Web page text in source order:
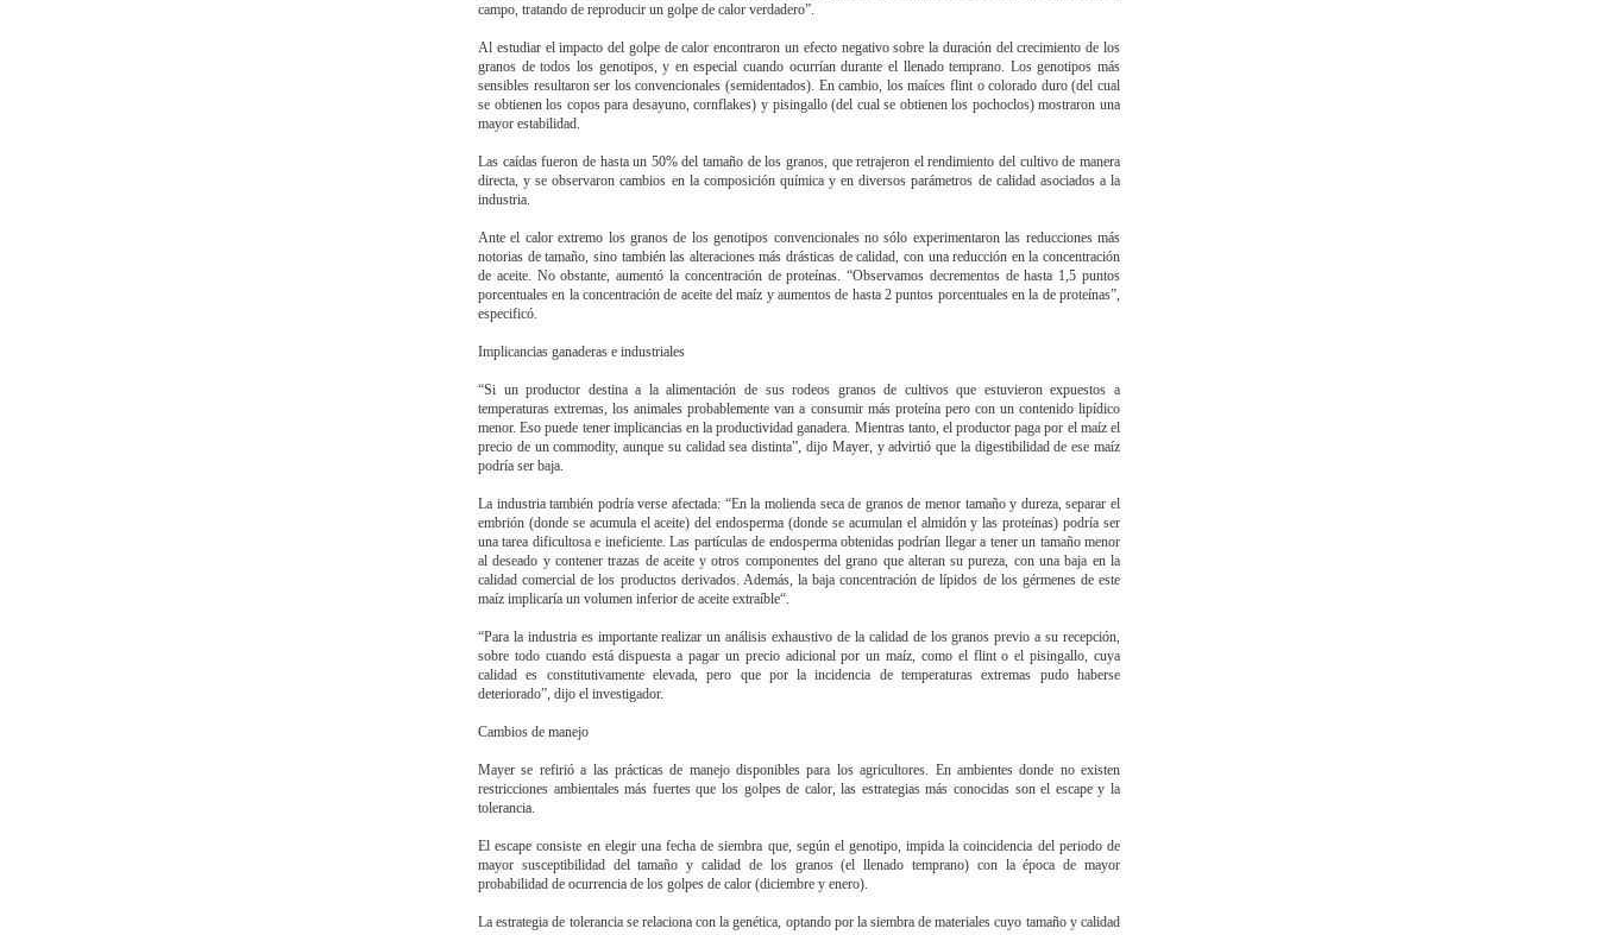
campo, tratando de reproducir un golpe de calor verdadero”.
Al estudiar el impacto del golpe de calor encontraron un efecto negativo sobre la duración del crecimiento de los
granos de todos los genotipos, y en especial cuando ocurrían durante el llenado temprano. Los genotipos más
sensibles resultaron ser los convencionales (semidentados). En cambio, los maíces flint o colorado duro (del cual
se obtienen los copos para desayuno, cornflakes) y pisingallo (del cual se obtienen los pochoclos) mostraron una
mayor estabilidad.
Las caídas fueron de hasta un 50% del tamaño de los granos, que retrajeron el rendimiento del cultivo de manera
directa, y se observaron cambios en la composición química y en diversos parámetros de calidad asociados a la
industria.
Ante el calor extremo los granos de los genotipos convencionales no sólo experimentaron las reducciones más
notorias de tamaño, sino también las alteraciones más drásticas de calidad, con una reducción en la concentración
de aceite. No obstante, aumentó la concentración de proteínas. “Observamos decrementos de hasta 1,5 puntos
porcentuales en la concentración de aceite del maíz y aumentos de hasta 2 puntos porcentuales en la de proteínas”,
especificó.
Implicancias ganaderas e industriales
“Si un productor destina a la alimentación de sus rodeos granos de cultivos que estuvieron expuestos a
temperaturas extremas, los animales probablemente van a consumir más proteína pero con un contenido lipídico
menor. Eso puede tener implicancias en la productividad ganadera. Mientras tanto, el productor paga por el maíz el
precio de un commodity, aunque su calidad sea distinta”, dijo Mayer, y advirtió que la digestibilidad de ese maíz
podría ser baja.
La industria también podría verse afectada: “En la molienda seca de granos de menor tamaño y dureza, separar el
embrión (donde se acumula el aceite) del endosperma (donde se acumulan el almidón y las proteínas) podría ser
una tarea dificultosa e ineficiente. Las partículas de endosperma obtenidas podrían llegar a tener un tamaño menor
al deseado y contener trazas de aceite y otros componentes del grano que alteran su pureza, con una baja en la
calidad comercial de los productos derivados. Además, la baja concentración de lípidos de los gérmenes de este
maíz implicaría un volumen inferior de aceite extraíble“.
“Para la industria es importante realizar un análisis exhaustivo de la calidad de los granos previo a su recepción,
sobre todo cuando está dispuesta a pagar un precio adicional por un maíz, como el flint o el pisingallo, cuya
calidad es constitutivamente elevada, pero que por la incidencia de temperaturas extremas pudo haberse
deteriorado”, dijo el investigador.
Cambios de manejo
Mayer se refirió a las prácticas de manejo disponibles para los agricultores. En ambientes donde no existen
restricciones ambientales más fuertes que los golpes de calor, las estrategias más conocidas son el escape y la
tolerancia.
El escape consiste en elegir una fecha de siembra que, según el genotipo, impida la coincidencia del periodo de
mayor susceptibilidad del tamaño y calidad de los granos (el llenado temprano) con la época de mayor
probabilidad de ocurrencia de los golpes de calor (diciembre y enero).
La estrategia de tolerancia se relaciona con la genética, optando por la siembra de materiales cuyo tamaño y calidad